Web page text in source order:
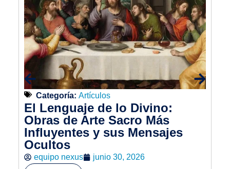
Categoría: Artículos
El Lenguaje de lo Divino:
Obras de Arte Sacro Más
Influyentes y sus Mensajes
Ocultos
equipo nexus
junio 30, 2026